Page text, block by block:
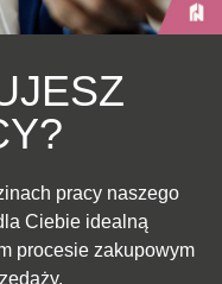
pracy naszego
Ciebie idealną
procesie zakupowym